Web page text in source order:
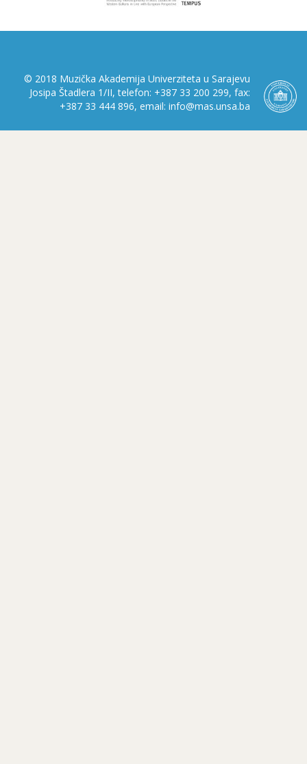
© 2018 Muzička Akademija Univerziteta u Sarajevu
Josipa Štadlera 1/II, telefon: +387 33 200 299, fax:
+387 33 444 896, email: info@mas.unsa.ba